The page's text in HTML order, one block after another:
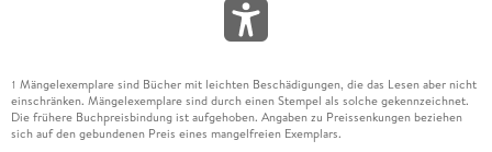
1 Mängelexemplare sind Bücher mit leichten Beschädigungen, die das Lesen aber nicht
einschränken. Mängelexemplare sind durch einen Stempel als solche gekennzeichnet.
Die frühere Buchpreisbindung ist aufgehoben. Angaben zu Preissenkungen beziehen
sich auf den gebundenen Preis eines mangelfreien Exemplars.